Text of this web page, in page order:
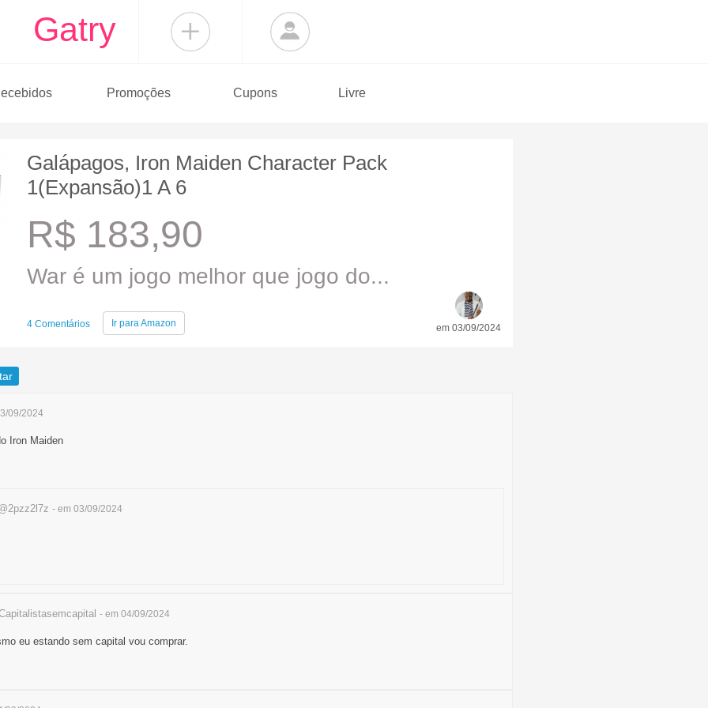
Gatry
Promoções Cupons Livre
Galápagos, Iron Maiden Character Pack
1(Expansão)1 A 6
R$ 183,90
War é um jogo melhor que jogo do...
4 Comentários Ir paraAmazon em 03/09/2024
09/2024
Iron Maiden
- em 03/09/2024
- em 04/09/2024
eu estando sem capital vou comprar.